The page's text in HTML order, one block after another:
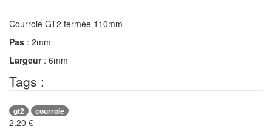
Courroie GT2 fermée 110mm
Pas : 2mm
Largeur : 6mm
Tags :
gt2 courroie
2.20 €